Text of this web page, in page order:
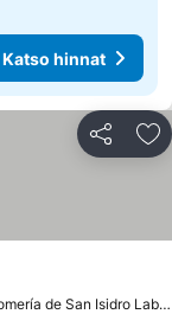
Katso hinnat
Jaa
3.6 km kohteesta Romería de San Isidro Labrador